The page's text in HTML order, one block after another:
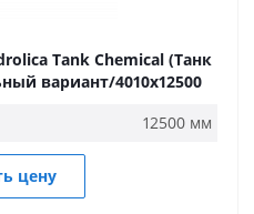
Tank Chemical (Танк
вариант/4010х12500
12500 мм
цену